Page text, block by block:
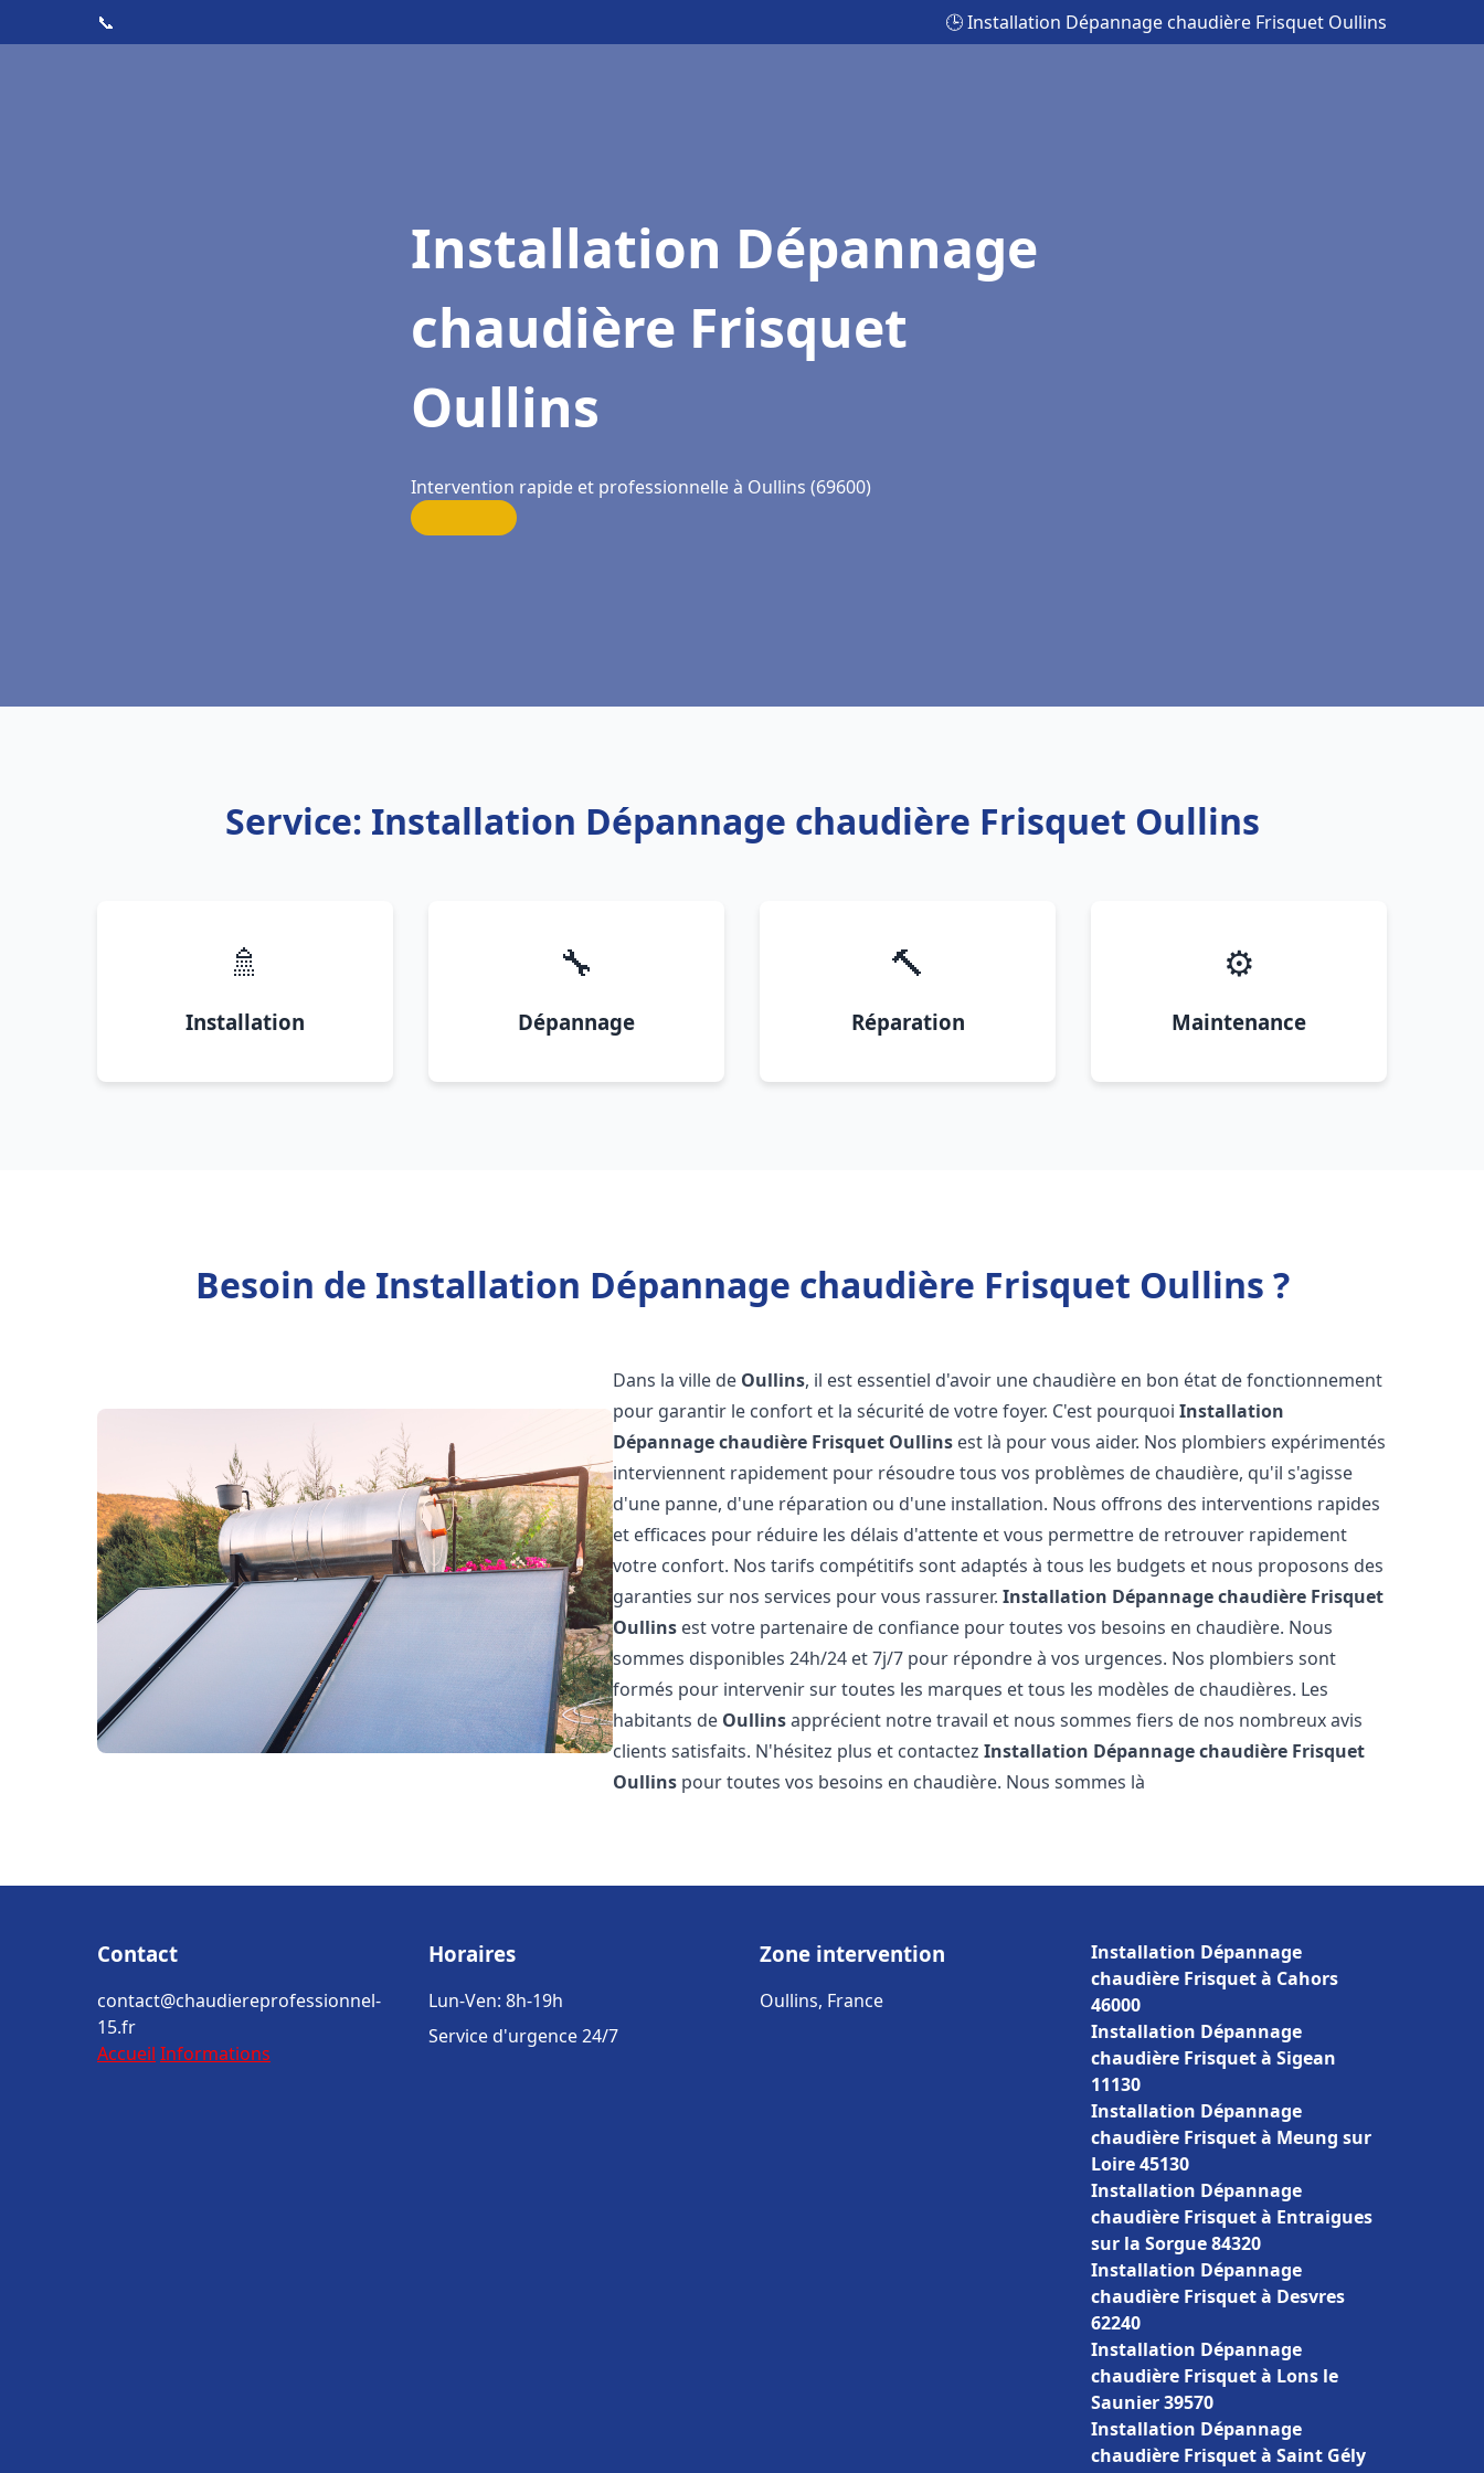
📞 🕒 Installation Dépannage chaudière Frisquet Oullins
Installation Dépannage
chaudière Frisquet
Oullins
Intervention rapide et professionnelle à Oullins (69600)
Service: Installation Dépannage chaudière Frisquet Oullins
🚿
Installation
🔧
Dépannage
🔨
Réparation
⚙️
Maintenance
Besoin de Installation Dépannage chaudière Frisquet Oullins ?
Dans la ville de Oullins, il est essentiel d'avoir une chaudière en bon état de fonctionnement
pour garantir le confort et la sécurité de votre foyer. C'est pourquoiInstallation
Dépannage chaudière Frisquet Oullins est là pour vous aider. Nos plombiers expérimentés
interviennent rapidement pour résoudre tous vos problèmes de chaudière, qu'il s'agisse
d'une panne, d'une réparation ou d'une installation. Nous offrons des interventions rapides
et efficaces pour réduire les délais d'attente et vous permettre de retrouver rapidement
votre confort. Nos tarifs compétitifs sont adaptés à tous les budgets et nous proposons des
garanties sur nos services pour vous rassurer.Installation Dépannage chaudière Frisquet
Oullins est votre partenaire de confiance pour toutes vos besoins en chaudière. Nous
sommes disponibles 24h/24 et 7j/7 pour répondre à vos urgences. Nos plombiers sont
formés pour intervenir sur toutes les marques et tous les modèles de chaudières. Les
habitants de Oullinsapprécient notre travail et nous sommes fiers de nos nombreux avis
clients satisfaits. N'hésitez plus et contactezInstallation Dépannage chaudière Frisquet
Oullins pour toutes vos besoins en chaudière. Nous sommes là
Contact
contact@chaudiereprofessionnel-
15.fr
Accueil Informations
Horaires
Lun-Ven: 8h-19h
Service d'urgence 24/7
Zone intervention
Oullins, France
Installation Dépannage
chaudière Frisquet à Cahors
46000
Installation Dépannage
chaudière Frisquet à Sigean
11130
Installation Dépannage
chaudière Frisquet à Meung sur
Loire 45130
Installation Dépannage
chaudière Frisquet à Entraigues
sur la Sorgue 84320
Installation Dépannage
chaudière Frisquet à Desvres
62240
Installation Dépannage
chaudière Frisquet à Lons le
Saunier 39570
Installation Dépannage
chaudière Frisquet à Saint Gély